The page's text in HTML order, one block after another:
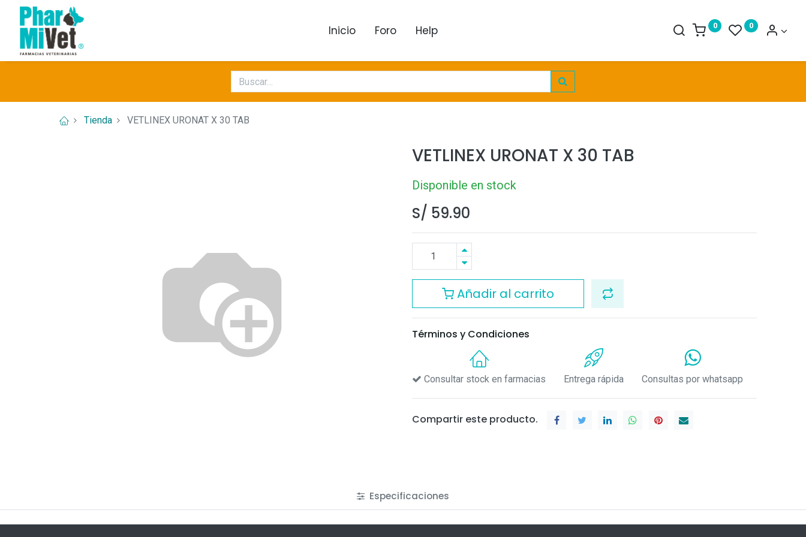
Inicio Foro Help 0 0
Tienda VETLINEX URONAT X 30 TAB
VETLINEX URONAT X 30 TAB
Disponible en stock
S/ 59.90
Añadir al carrito
Términos y Condiciones
Consultar stock en farmacias Entrega rápida Consultas por whatsapp
Compartir este producto.
Especificaciones